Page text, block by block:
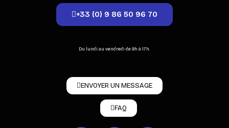
+33 (0) 9 86 50 96 70
Du lundi au vendredi de 9h à 17h.
ENVOYER UN MESSAGE
FAQ